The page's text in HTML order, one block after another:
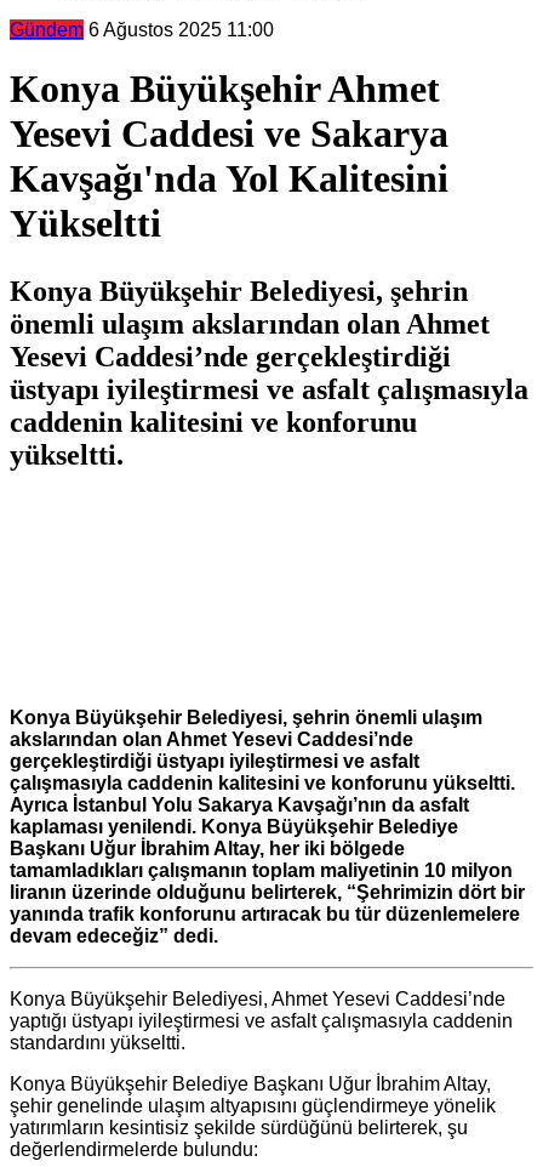
Gündem 6 Ağustos 2025 11:00
Konya Büyükşehir Ahmet
Yesevi Caddesi ve Sakarya
Kavşağı'nda Yol Kalitesini
Yükseltti
Konya Büyükşehir Belediyesi, şehrin
önemli ulaşım akslarından olan Ahmet
Yesevi Caddesi’nde gerçekleştirdiği
üstyapı iyileştirmesi ve asfalt çalışmasıyla
caddenin kalitesini ve konforunu
yükseltti.
Konya Büyükşehir Belediyesi, şehrin önemli ulaşım
akslarından olan Ahmet Yesevi Caddesi’nde
gerçekleştirdiği üstyapı iyileştirmesi ve asfalt
çalışmasıyla caddenin kalitesini ve konforunu yükseltti.
Ayrıca İstanbul Yolu Sakarya Kavşağı’nın da asfalt
kaplaması yenilendi. Konya Büyükşehir Belediye
Başkanı Uğur İbrahim Altay, her iki bölgede
tamamladıkları çalışmanın toplam maliyetinin 10 milyon
liranın üzerinde olduğunu belirterek, “Şehrimizin dört bir
yanında trafik konforunu artıracak bu tür düzenlemelere
devam edeceğiz” dedi.
Konya Büyükşehir Belediyesi, Ahmet Yesevi Caddesi’nde
yaptığı üstyapı iyileştirmesi ve asfalt çalışmasıyla caddenin
standardını yükseltti.
Konya Büyükşehir Belediye Başkanı Uğur İbrahim Altay,
şehir genelinde ulaşım altyapısını güçlendirmeye yönelik
yatırımların kesintisiz şekilde sürdüğünü belirterek, şu
değerlendirmelerde bulundu: